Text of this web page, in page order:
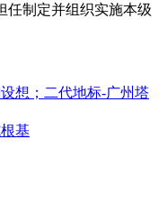
任制定并组织实施本级
想；二代地标-广州塔
基